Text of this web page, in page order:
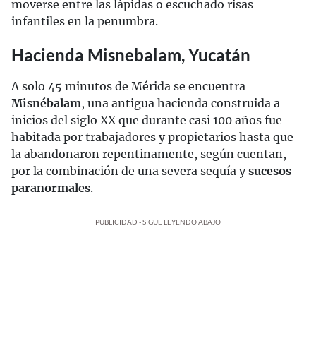
moverse entre las lápidas o escuchado risas
infantiles en la penumbra.
Hacienda Misnebalam, Yucatán
A solo 45 minutos de Mérida se encuentra
Misnébalam, una antigua hacienda construida a
inicios del siglo XX que durante casi 100 años fue
habitada por trabajadores y propietarios hasta que
la abandonaron repentinamente, según cuentan,
por la combinación de una severa sequía ysucesos
paranormales.
PUBLICIDAD - SIGUE LEYENDO ABAJO